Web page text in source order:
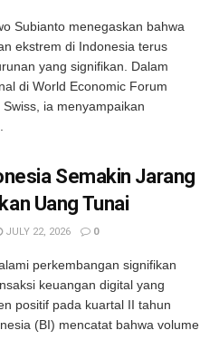
Subianto menegaskan bahwa
ekstrem di Indonesia terus
yang signifikan. Dalam
di World Economic Forum
ia menyampaikan
Semakin Jarang
Uang Tunai
JULY 22, 2026 0
perkembangan signifikan
keuangan digital yang
positif pada kuartal II tahun
(BI) mencatat bahwa volume